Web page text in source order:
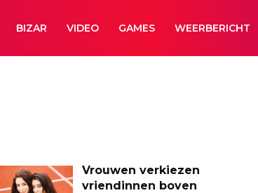
BIZAR VIDEO GAMES WEERBERICHT
Vrouwen verkiezen
vriendinnen boven